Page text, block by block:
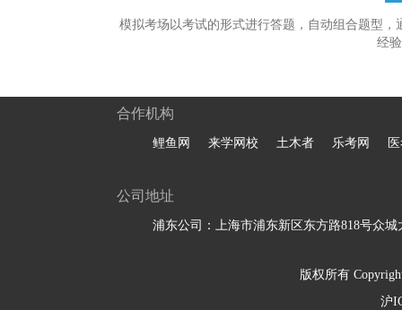
模拟考场以考试的形式进行答题，自动组合题型
经
合作机构
鲤鱼网 来学网校 土木者 乐考网
公司地址
浦东公司：上海市浦东新区东方路818号众城
版权所有
沪